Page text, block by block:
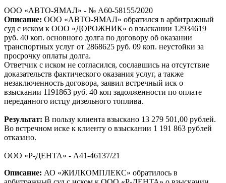
ООО «АВТО-ЯМАЛ» - № А60-58155/2020
Описание: ООО «АВТО-ЯМАЛ» обратился в арбитражный
суд с иском к ООО «ДОРОЖНИК» о взыскании 12934619
руб. 40 коп. основного долга по договору об оказании
транспортных услуг от 2868625 руб. 09 коп. неустойки за
просрочку оплаты долга.
Ответчик с иском не согласился, сославшись на отсутствие
доказательств фактического оказания услуг, а также
незаключенность договора, заявил встречный иск о
взыскании 1191863 руб. 40 коп задолженности по оплате
переданного истцу дизельного топлива.
Результат: В пользу клиента взыскано 13 279 501,00 рублей.
Во встречном иске к клиенту о взыскании 1 191 863 рублей
отказано.
ООО «Р-ДЕНТА» - А41-46137/21
Описание: АО «ЖИЛКОМПЛЕКС» обратилось в